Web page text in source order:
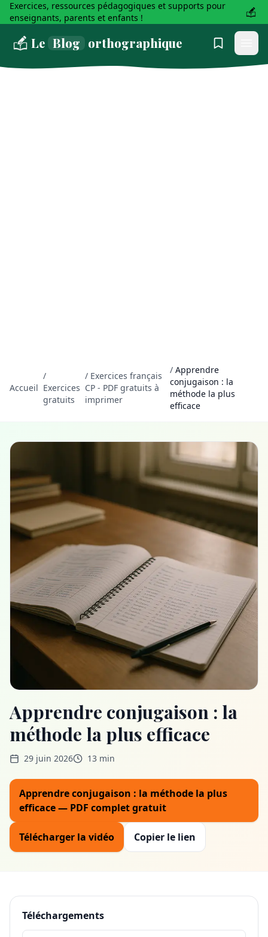
Exercices, ressources pédagogiques et supports pour
enseignants, parents et enfants !
Le Blog orthographique
Accueil
/
Exercices
gratuits
/ Exercices français
CP - PDF gratuits à
imprimer
/ Apprendre
conjugaison : la
méthode la plus
efficace
Apprendre conjugaison : la
méthode la plus efficace
29 juin 2026 13 min
Apprendre conjugaison : la méthode la plus
efficace — PDF complet gratuit
Télécharger la vidéo Copier le lien
Téléchargements